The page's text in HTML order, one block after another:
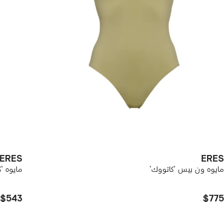
ERES
مايوه ون بيس 'كاتووك'
$775
ERES
مايوه
$543